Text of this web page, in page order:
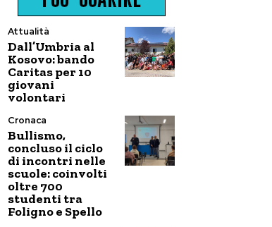
Attualità
Dall’Umbria al
Kosovo: bando
Caritas per 10
giovani
volontari
Cronaca
Bullismo,
concluso il ciclo
di incontri nelle
scuole: coinvolti
oltre 700
studenti tra
Foligno e Spello